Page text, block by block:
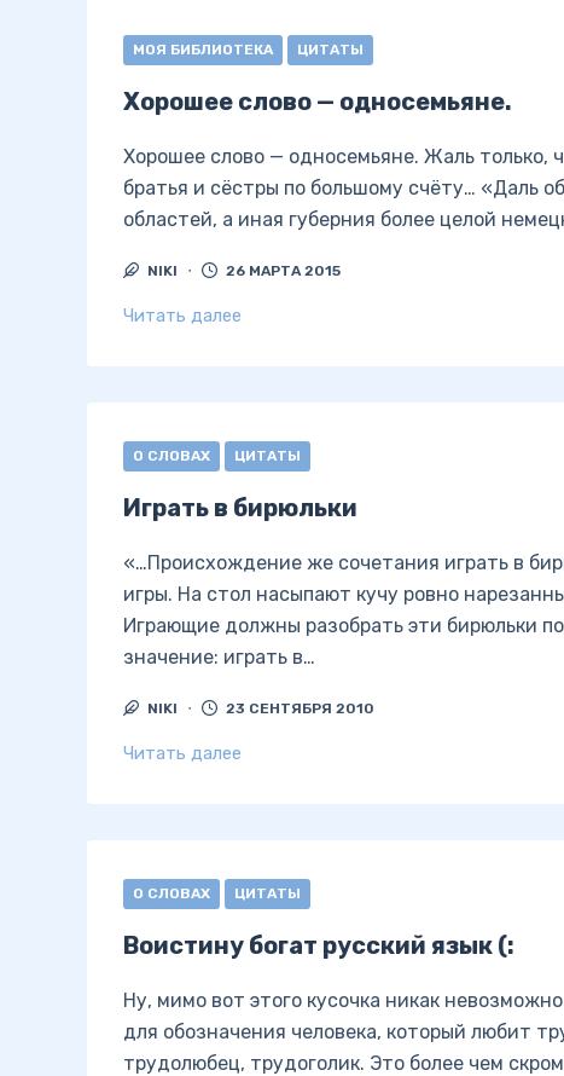
МОЯ БИБЛИОТЕКА ЦИТАТЫ
Хорошее слово — односемьяне.
Хорошее слово — односемьяне. Жаль только,
братья и сёстры по большому счёту… «Даль
областей, а иная губерния более целой
NIKI 26 МАРТА 2015
Читать далее
О СЛОВАХ ЦИТАТЫ
Играть в бирюльки
«…Происхождение же сочетания играть в
игры. На стол насыпают кучу ровно
Играющие должны разобрать эти бирюльки
значение: играть в…
NIKI 23 СЕНТЯБРЯ 2010
Читать далее
О СЛОВАХ ЦИТАТЫ
Воистину богат русский язык (:
Ну, мимо вот этого кусочка никак
для обозначения человека, который любит
трудолюбец, трудоголик. Это более чем